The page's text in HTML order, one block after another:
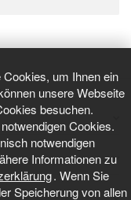
um Ihnen ein
unsere Webseite
besuchen.
Cookies.
notwendigen
Informationen zu
. Wenn Sie
Speicherung von allen